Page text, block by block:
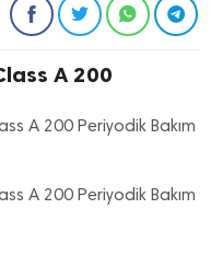
A 200
A 200 Periyodik Bakım
A 200 Periyodik Bakım